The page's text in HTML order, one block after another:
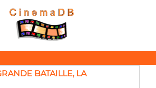
BATAILLE, LA